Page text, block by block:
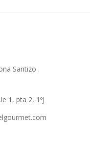
Santizo .
1, pta 2, 1ºJ